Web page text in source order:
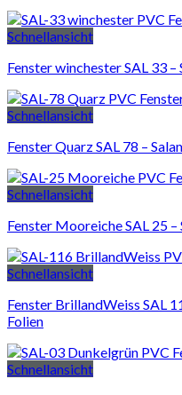
Schnellansicht
Fenster winchester SAL 33
Schnellansicht
Fenster Quarz SAL 78 –
Schnellansicht
Fenster Mooreiche SAL 25
Schnellansicht
Fenster BrillandWeiss SAL
Folien
Schnellansicht